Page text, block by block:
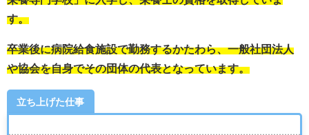
す。
卒業後に病院給食施設で勤務するかたわら、一般社団法人
や協会を自身でその団体の代表となっています。
立ち上げた仕事